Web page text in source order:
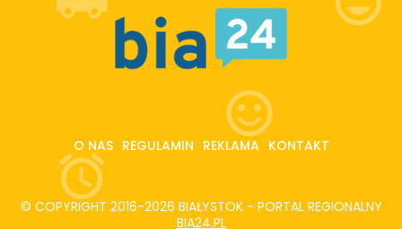
O NAS REGULAMIN REKLAMA KONTAKT
© COPYRIGHT 2016-2026 BIAŁYSTOK - PORTAL REGIONALNY
BIA24.PL